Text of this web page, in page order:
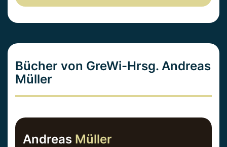
Bücher von GreWi-Hrsg. Andreas
Müller
Andreas Müller